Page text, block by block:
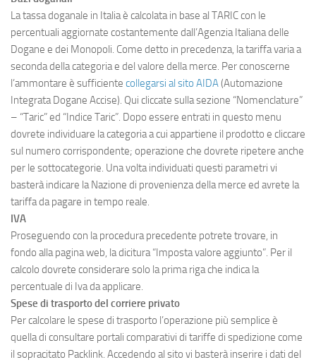
La tassa doganale in Italia è calcolata in base al TARIC con le
percentuali aggiornate costantemente dall’Agenzia Italiana delle
Dogane e dei Monopoli. Come detto in precedenza, la tariffa varia a
seconda della categoria e del valore della merce. Per conoscerne
l’ammontare è sufficiente collegarsi al sito AIDA(Automazione
Integrata Dogane Accise). Qui cliccate sulla sezione “Nomenclature”
– “Taric” ed “Indice Taric”. Dopo essere entrati in questo menu
dovrete individuare la categoria a cui appartiene il prodotto e cliccare
sul numero corrispondente; operazione che dovrete ripetere anche
per le sottocategorie. Una volta individuati questi parametri vi
basterà indicare la Nazione di provenienza della merce ed avrete la
tariffa da pagare in tempo reale.
IVA
Proseguendo con la procedura precedente potrete trovare, in
fondo alla pagina web, la dicitura “Imposta valore aggiunto”. Per il
calcolo dovrete considerare solo la prima riga che indica la
percentuale di Iva da applicare.
Spese di trasporto del corriere privato
Per calcolare le spese di trasporto l’operazione più semplice è
quella di consultare portali comparativi di tariffe di spedizione come
il sopracitato Packlink. Accedendo al sito vi basterà inserire i dati del